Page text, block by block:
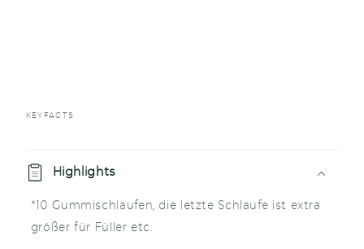
KEYFACTS
i
Highlights
*10 Gummischlaufen, die letzte Schlaufe ist extra
größer für Füller etc.